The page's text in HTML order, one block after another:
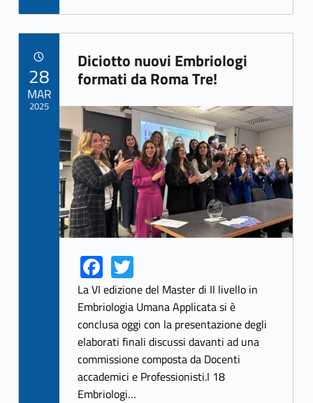
Link identifier archive #link-archive-36851
Diciotto nuovi Embriologi
formati da Roma Tre!
Link identifier archive #link-archive-thumb-soap-15895
Link identifier share facebook archive #share-link-archive-56959Fa
ce
b
o
o
k
Link identifier share twitter archive #share-link-archive-59579T
w
itt
er
La VI edizione del Master di II livello in
Embriologia Umana Applicata si è
conclusa oggi con la presentazione degli
elaborati finali discussi davanti ad una
commissione composta da Docenti
accademici e Professionisti.I 18
Embriologi…
POSTED ON:28
MAR
2025